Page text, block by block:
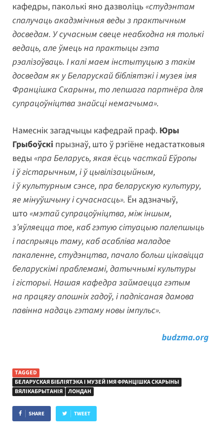
кафедры, паколькі яно дазволіць «студэнтам
спалучаць акадэмічныя веды з практычным
досведам. У сучасным свеце неабходна ня толькі
ведаць, але ўмець на практыцы гэта
рэалізоўваць. І калі маем інстытуцыю з такім
досведам як у Беларускай бібліятэкі і музея імя
Францішка Скарыны, то лепшага партнёра для
супрацоўніцтва знайсці немагчыма».
Намеснік загадчыцы кафедрай праф. Юры
Грыбоўскі прызнаў, што ў рэгіёне недастатковыя
веды «пра Беларусь, якая ёсць часткай Еўропы
і ў гістарычным, і ў цывілізацыйным,
і ў культурным сэнсе, пра беларускую культуру,
яе мінуўшчыну і сучаснасць». Ён адзначыў,
што «мэтай супрацоўніцтва, між іншым,
з’яўляецца тое, каб гэтую сітуацыю палепшыць
і паспрыяць таму, каб асабліва маладое
пакаленне, студэнцтва, пачало больш цікавіцца
беларускімі праблемамі, датычнымі культуры
і гісторыі. Нашая кафедра займаецца гэтым
на працягу апошніх гадоў, і падпісаная дамова
павінна надаць гэтаму новы імпульс».
budzma.org
TAGGED
БЕЛАРУСКАЯ БІБЛІЯТЭКА І МУЗЕЙ ІМЯ ФРАНЦІШКА СКАРЫНЫ
ВЯЛІКАБРЫТАНІЯ
ЛОНДАН
SHARE TWEET